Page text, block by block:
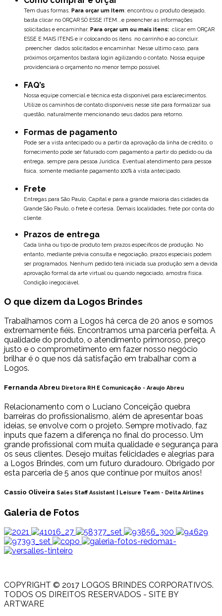
Tem duas formas. Para orçar um Item: encontrou o produto desejado,
basta clicar no ORÇAR SÓ ESSE ITEM...e preencher as informações
solicitadas e encaminhar. Para orçar um ou mais itens: clicar em ORÇAR
ESSE E MAIS ITENS e ir colocando os itens no carrinho e ao concluir,
preencher dados solicitados e encaminhar. Nesse ultimo caso, para
próximos orçamentos bastará login agilizando o contato. Nossa equipe
providenciará o orçamento no menor tempo possível.
FAQ’s
Nossa equipe comercial e técnica esta disponível para esclarecimentos.
Utilize os caminhos de contato disponíveis nesse site para formalizar sua
questão, naturalmente mencionando seus dados para retorno.
Formas de pagamento
Pode ser a vista antecipado ou a partir da aprovação da linha de crédito, o
fornecimento pode ser faturado com pagamento a partir do pedido ou da
entrega, sempre para pessoa Juridica. Eventual atendimento para pessoa
fisica, somente mediante pagamento 100% à vista antecipado.
Frete
Entregas para São Paulo, Capital e para a grande maioria das cidades da
Grande São Paulo, o frete é cortesia. Demais localidades, frete por conta do
cliente.
Prazos de entrega
Cada linha ou tipo de produto tem prazos específicos de produção. No
entanto, mediante prévia consulta e negociação, prazos especiais podem
ser programados.
Nenhum pedido terá iniciada sua produção sem a devida
aprovação formal da arte virtual ou quando negociado, amostra física.
Condição inegociável.
O que dizem da Logos Brindes
Trabalhamos com a Logos há cerca de 20 anos e somos
extremamente fiéis. Encontramos uma parceria perfeita. A
qualidade do produto, o atendimento primoroso, preço
justo e o comprometimento em fazer nosso negócio
brilhar é o que nos dá satisfação em trabalhar com a
Logos.
Fernanda Abreu Diretora RH E Comunicação - Araujo Abreu
Relacionamento com o Luciano Conceição quebra
barreiras do profissionalismo, além de apresentar boas
ideias, se envolve com o projeto. Sempre motivado, faz
inputs que fazem a diferença no final do processo. Um
grande profissional com muita qualidade e segurança para
os seus clientes. Desejo muitas felicidades e alegrias para
a Logos Brindes, com um futuro duradouro. Obrigado por
esta parceria de 5 anos que continue por muitos anos!
Cassio Oliveira Sales Staff Assistant | Leisure Team - Delta Airlines
Galeria de Fotos
COPYRIGHT © 2017 LOGOS BRINDES CORPORATIVOS.
TODOS OS DIREITOS RESERVADOS - SITE BY
ARTWARE